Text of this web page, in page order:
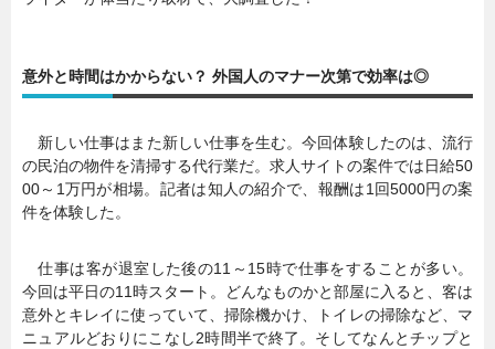
意外と時間はかからない？ 外国人のマナー次第で効率は◎
新しい仕事はまた新しい仕事を生む。今回体験したのは、流行
の民泊の物件を清掃する代行業だ。求人サイトの案件では日給50
00～1万円が相場。記者は知人の紹介で、報酬は1回5000円の案
件を体験した。
仕事は客が退室した後の11～15時で仕事をすることが多い。
今回は平日の11時スタート。どんなものかと部屋に入ると、客は
意外とキレイに使っていて、掃除機かけ、トイレの掃除など、マ
ニュアルどおりにこなし2時間半で終了。そしてなんとチップと